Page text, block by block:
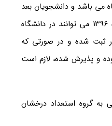
می باشد و دانشجویان بعد
از تایید نهایی توسط سازمان سنجش آموزش کشور در اواخر شهریور ماه ۱۳۹۶ می توانند در دانشگاه
ثبت شده و در صورتی که
و پذیرش شده، لازم است
گروه استعداد درخشان